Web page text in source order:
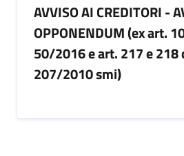
AVVISO AI CREDITORI -
OPPONENDUM (ex art.
50/2016 e art. 217 e 218
207/2010 smi)